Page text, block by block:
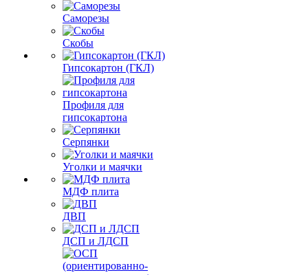
Саморезы
Скобы
Гипсокартон (ГКЛ)
Профиля для
гипсокартона
Серпянки
Уголки и маячки
МДФ плита
ДВП
ДСП и ЛДСП